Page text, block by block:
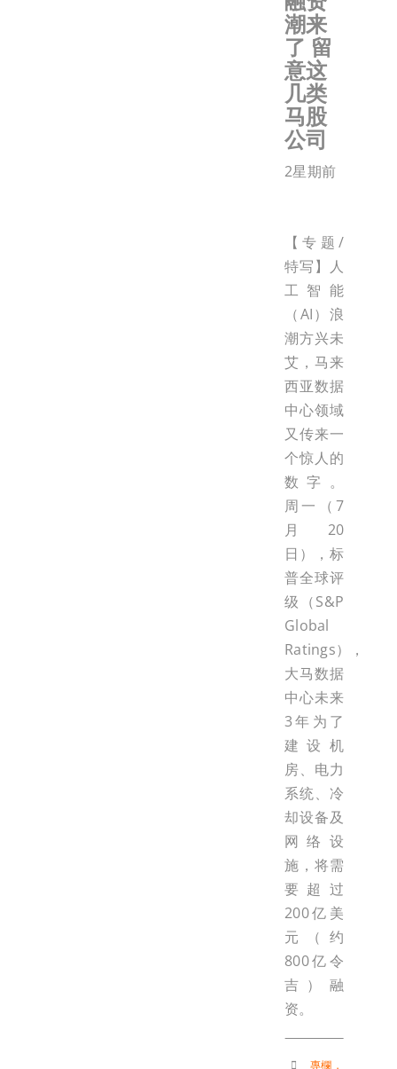
潮来
了 留
意这
几类
马股
公司
2星期前
【专题/
特写】人
工智能
（AI）浪
潮方兴未
艾，马来
西亚数据
中心领域
又传来一
个惊人的
数字。
周一（7
月20
日），标
普全球评
级（S&P
Global
Ratings），
大马数据
中心未来
3年为了
建设机
房、电力
系统、冷
却设备及
网络设
施，将需
要超过
200亿美
元（约
800亿令
吉）融
资。
專欄 ，